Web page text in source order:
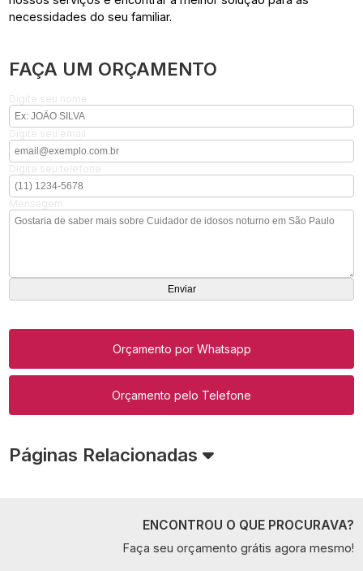
necessidades do seu familiar.
FAÇA UM ORÇAMENTO
Orçamento por Whatsapp
Orçamento pelo Telefone
Páginas Relacionadas
ENCONTROU O QUE PROCURAVA?
Faça seu orçamento grátis agora mesmo!